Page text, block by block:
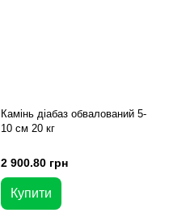
Камінь діабаз обвалований 5-
10 см 20 кг
2 900.80 грн
Купити